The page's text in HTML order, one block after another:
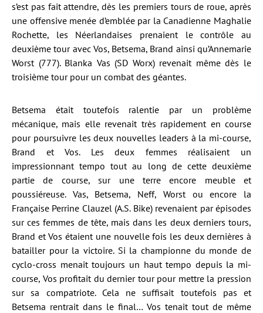
s’est pas fait attendre, dès les premiers tours de roue, après
une offensive menée d’emblée par la Canadienne Maghalie
Rochette, les Néerlandaises prenaient le contrôle au
deuxième tour avec Vos, Betsema, Brand ainsi qu’Annemarie
Worst (777). Blanka Vas (SD Worx) revenait même dès le
troisième tour pour un combat des géantes.
Betsema était toutefois ralentie par un problème
mécanique, mais elle revenait très rapidement en course
pour poursuivre les deux nouvelles leaders à la mi-course,
Brand et Vos. Les deux femmes réalisaient un
impressionnant tempo tout au long de cette deuxième
partie de course, sur une terre encore meuble et
poussiéreuse. Vas, Betsema, Neff, Worst ou encore la
Française Perrine Clauzel (A.S. Bike) revenaient par épisodes
sur ces femmes de tête, mais dans les deux derniers tours,
Brand et Vos étaient une nouvelle fois les deux dernières à
batailler pour la victoire. Si la championne du monde de
cyclo-cross menait toujours un haut tempo depuis la mi-
course, Vos profitait du dernier tour pour mettre la pression
sur sa compatriote. Cela ne suffisait toutefois pas et
Betsema rentrait dans le final… Vos tenait tout de même